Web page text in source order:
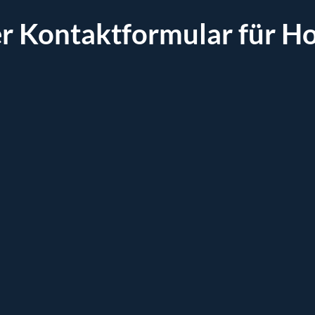
Kontaktformular für